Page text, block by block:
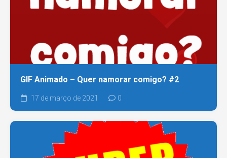
GIF Animado – Quer namorar comigo? #2
17 de março de 2021 0